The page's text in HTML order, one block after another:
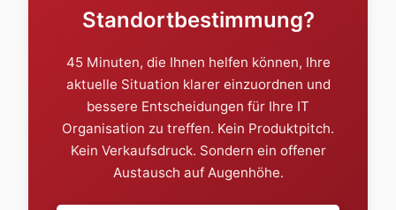
Standortbestimmung?
45 Minuten, die Ihnen helfen können, Ihre
aktuelle Situation klarer einzuordnen und
bessere Entscheidungen für Ihre IT
Organisation zu treffen. Kein Produktpitch.
Kein Verkaufsdruck. Sondern ein offener
Austausch auf Augenhöhe.